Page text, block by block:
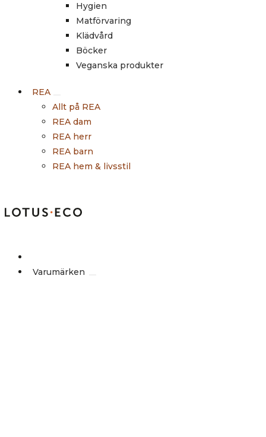
Hygien
Matförvaring
Klädvård
Böcker
Veganska produkter
REA
Allt på REA
REA dam
REA herr
REA barn
REA hem & livsstil
Varumärken